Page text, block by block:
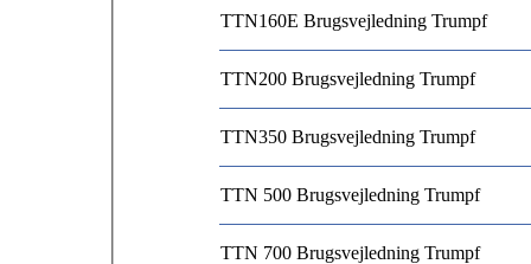
TTN160E Brugsvejledning Trumpf
TTN200 Brugsvejledning Trumpf
TTN350 Brugsvejledning Trumpf
TTN 500 Brugsvejledning Trumpf
TTN 700 Brugsvejledning Trumpf